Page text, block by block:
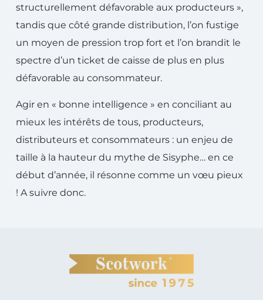
structurellement défavorable aux producteurs »,
tandis que côté grande distribution, l’on fustige
un moyen de pression trop fort et l’on brandit le
spectre d’un ticket de caisse de plus en plus
défavorable au consommateur.
Agir en « bonne intelligence » en conciliant au
mieux les intérêts de tous, producteurs,
distributeurs et consommateurs : un enjeu de
taille à la hauteur du mythe de Sisyphe… en ce
début d’année, il résonne comme un vœu pieux
! A suivre donc.